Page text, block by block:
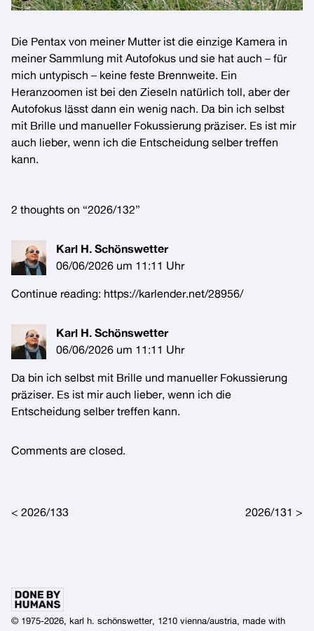
Die Pentax von meiner Mutter ist die einzige Kamera in
meiner Sammlung mit Autofokus und sie hat auch – für
mich untypisch – keine feste Brennweite. Ein
Heranzoomen ist bei den Zieseln natürlich toll, aber der
Autofokus lässt dann ein wenig nach. Da bin ich selbst
mit Brille und manueller Fokussierung präziser. Es ist mir
auch lieber, wenn ich die Entscheidung selber treffen
kann.
2 thoughts on “2026/132”
Karl H. Schönswetter
06/06/2026 um 11:11 Uhr
Continue reading: https://karlender.net/28956/
Karl H. Schönswetter
06/06/2026 um 11:11 Uhr
Da bin ich selbst mit Brille und manueller Fokussierung
präziser. Es ist mir auch lieber, wenn ich die
Entscheidung selber treffen kann.
Comments are closed.
Post navigation
2026/133 2026/131
© 1975-2026, karl h. schönswetter, 1210 vienna/austria, made with